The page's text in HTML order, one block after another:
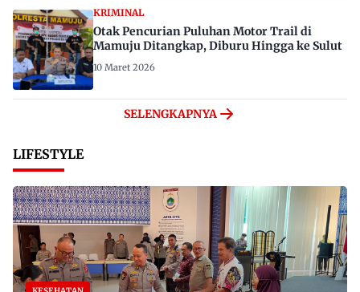
KRIMINAL
Otak Pencurian Puluhan Motor Trail di
Mamuju Ditangkap, Diburu Hingga ke Sulut
10 Maret 2026
SELENGKAPNYA
LIFESTYLE